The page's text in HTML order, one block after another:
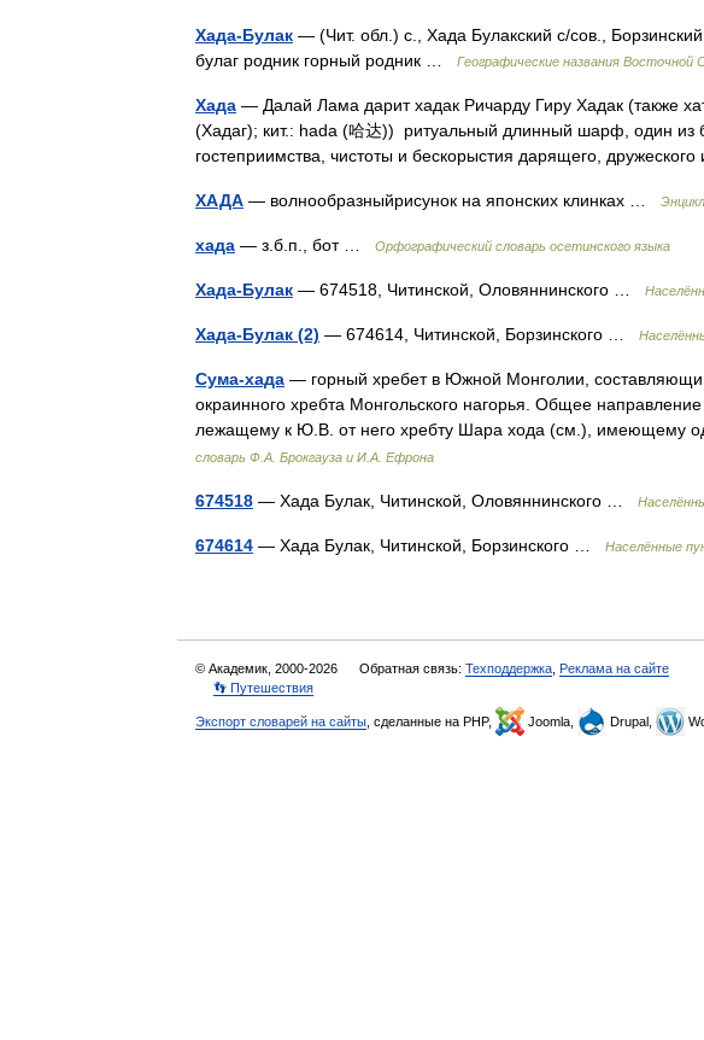
Хада-Булак — (Чит. обл.) с., Хада Булакский с/сов.,
булаг родник горный родник …
Географические названия Восточной
Хада — Далай Лама дарит хадак Ричарду Гиру Хадак (также
(Хадаг); кит.: hada (哈达)) ритуальный длинный шарф, один из
гостеприимства, чистоты и бескорыстия дарящего,
ХАДА — волнообразныйрисунок на японских клинках …
хада — з.б.п., бот … Орфографический словарь осетинского языка
Хада-Булак — 674518, Читинской, Оловяннинского …
Хада-Булак (2) — 674614, Читинской, Борзинского …
Сума-хада — горный хребет в Южной Монголии,
окраинного хребта Монгольского нагорья. Общее
лежащему к Ю.В. от него хребту Шара хода (см.), имеющему
словарь Ф.А. Брокгауза и И.А. Ефрона
674518 — Хада Булак, Читинской, Оловяннинского …
674614 — Хада Булак, Читинской, Борзинского … Населённые
© Академик, 2000-2026 Обратная связь: Техподдержка Реклама на сайте
👣 Путешествия
Экспорт словарей на сайты , сделанные на PHP, Joomla, Drupal,